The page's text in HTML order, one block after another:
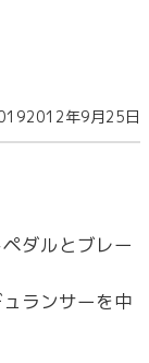
2012年9月25日
ダルとブレー
ランサーを中